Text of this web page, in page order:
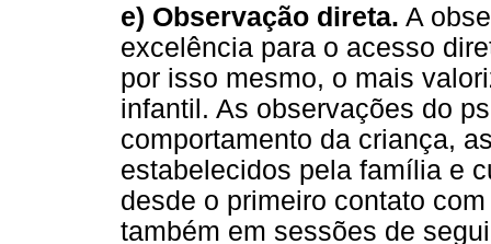
e) Observação direta. A
excelência para o acesso
por isso mesmo, o mais
infantil. As observações do
comportamento da criança,
estabelecidos pela família e
desde o primeiro contato
também em sessões de